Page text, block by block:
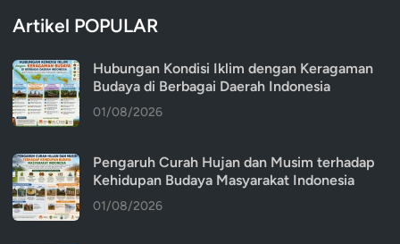
Artikel POPULAR
Hubungan Kondisi Iklim dengan Keragaman
Budaya di Berbagai Daerah Indonesia
01/08/2026
Pengaruh Curah Hujan dan Musim terhadap
Kehidupan Budaya Masyarakat Indonesia
01/08/2026